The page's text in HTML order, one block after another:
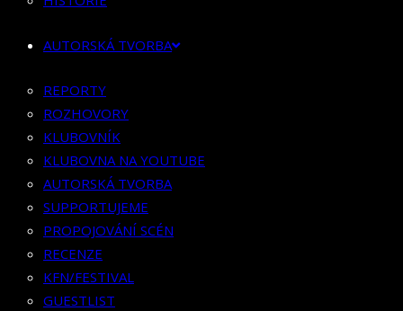
KLUBOVNA NA YOUTUBE
SUPPORTUJEME
PROPOJOVÁNÍ SCÉN
RECENZE
KFN/FESTIVAL
GUESTLIST
SPOLUPRÁCE
BOOKING
PR SPOLUPRÁCE
AUTORSKÁ TVORBA
REPORTY
ROZHOVORY
KLUBOVNÍK
KLUBOVNA NA YOUTUBE
AUTORSKÁ TVORBA
SUPPORTUJEME
PROPOJOVÁNÍ SCÉN
RECENZE
KFN/FESTIVAL
GUESTLIST